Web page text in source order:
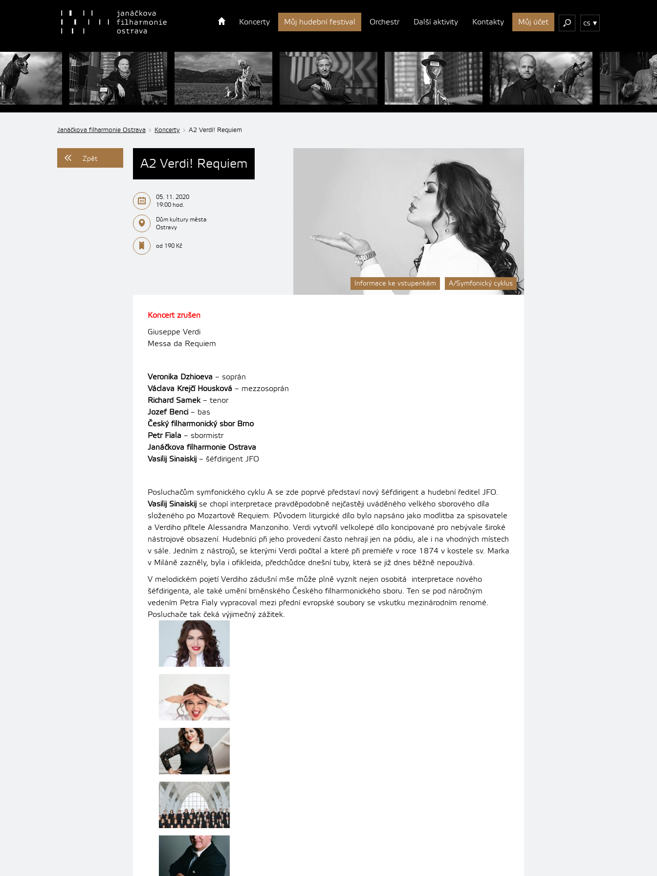
Koncerty Můj hudební festival Orchestr Další aktivity Kontakty Můj účet cs
Janáčkova filharmonie Ostrava Koncerty A2 Verdi! Requiem
Zpět
05. 11. 2020
19:00 hod.
Dům kultury města
Ostravy
od 190 Kč
Informace ke vstupenkám A/Symfonický cyklus
A2 Verdi! Requiem
Koncert zrušen
Giuseppe Verdi
Messa da Requiem
Veronika Dzhioeva – soprán
Václava Krejčí Housková – mezzosoprán
Richard Samek– tenor
Jozef Benci – bas
Český filharmonický sbor Brno
Petr Fiala – sbormistr
Janáčkova filharmonie Ostrava
Vasilij Sinaiskij – šéfdirigent JFO
Posluchačům symfonického cyklu A se zde poprvé představí nový šéfdirigent a hudební ředitel JFO.
Vasilij Sinaiskij se chopí interpretace pravděpodobně nejčastěji uváděného velkého sborového díla
složeného po Mozartově Requiem. Původem liturgické dílo bylo napsáno jako modlitba za spisovatele
a Verdiho přítele Alessandra Manzoniho. Verdi vytvořil velkolepé dílo koncipované pro nebývale široké
nástrojové obsazení. Hudebníci při jeho provedení často nehrají jen na pódiu, ale i na vhodných místech
v sále. Jedním z nástrojů, se kterými Verdi počítal a které při premiéře v roce 1874 v kostele sv. Marka
v Miláně zazněly, byla i ofikleida, předchůdce dnešní tuby, která se již dnes běžně nepoužívá.
V melodickém pojetí Verdiho zádušní mše může plně vyznít nejen osobitá interpretace nového
šéfdirigenta, ale také umění brněnského Českého filharmonického sboru. Ten se pod náročným
vedením Petra Fialy vypracoval mezi přední evropské soubory se vskutku mezinárodním renomé.
Posluchače tak čeká výjimečný zážitek.